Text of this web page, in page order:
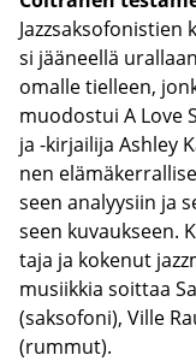
si jää­neel­lä
omal­le tiel­leen,
muo­dos­tui A Love
ja -​kirjailija Ash­ley
nen
seen ana­lyy­siin ja
seen ku­vauk­seen.
ta­ja ja ko­ke­nut
musiik­kia soit­taa
(sak­so­fo­ni), Ville
(rum­mut).